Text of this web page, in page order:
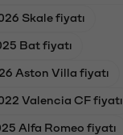
Skale fiyatı
Bat fiyatı
Aston Villa fiyatı
Valencia CF fiyatı
Alfa Romeo fiyatı